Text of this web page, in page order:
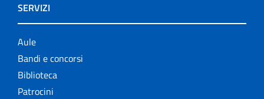
SERVIZI
Aule
Bandi e concorsi
Biblioteca
Patrocini